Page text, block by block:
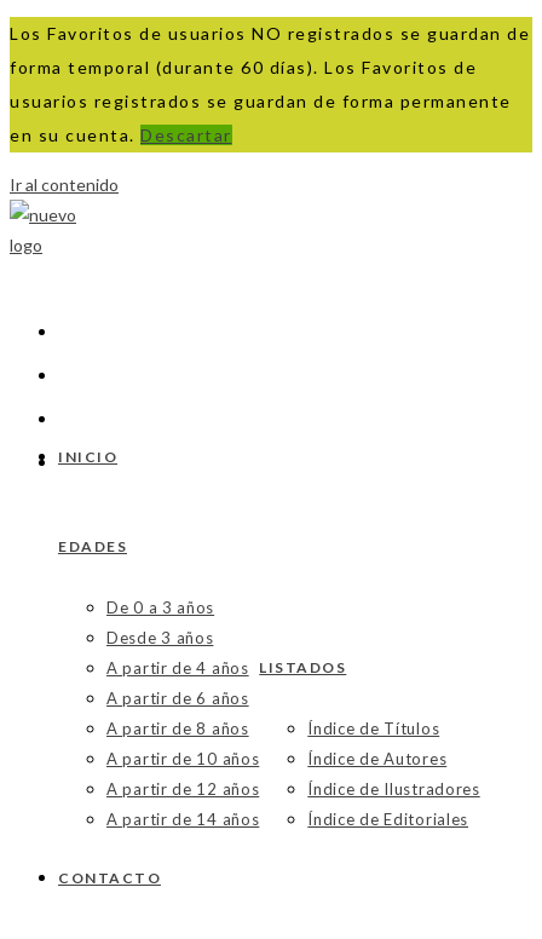
Los Favoritos de usuarios NO registrados se guardan de
forma temporal (durante 60 días). Los Favoritos de
usuarios registrados se guardan de forma permanente
en su cuenta. Descartar
Ir al contenido
INICIO
EDADES
De 0 a 3 años
Desde 3 años
A partir de 4 años
A partir de 6 años
A partir de 8 años
A partir de 10 años
A partir de 12 años
A partir de 14 años
LISTADOS
Índice de Títulos
Índice de Autores
Índice de Ilustradores
Índice de Editoriales
CONTACTO